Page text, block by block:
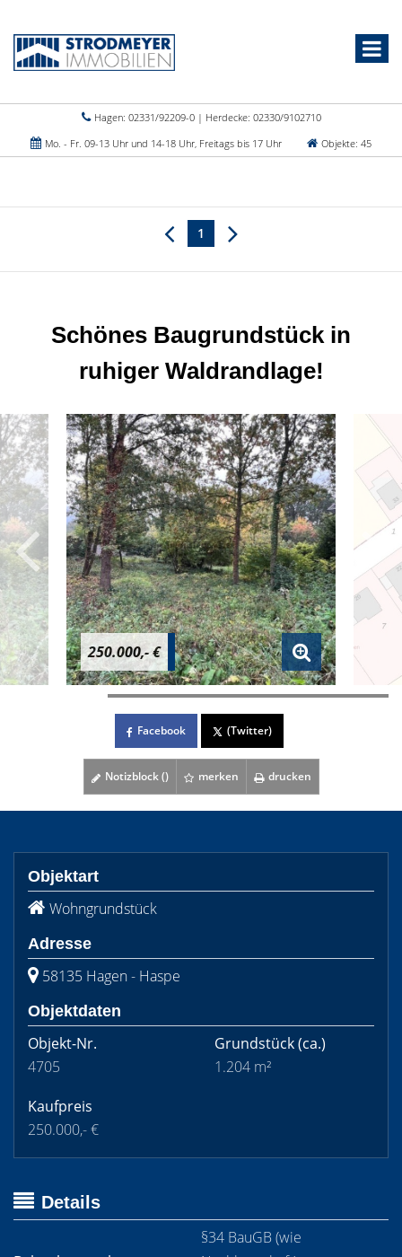
Hagen: 02331/92209-0 | Herdecke: 02330/9102710
Mo. - Fr. 09-13 Uhr und 14-18 Uhr, Freitags bis 17 Uhr
Objekte: 45
1
Schönes Baugrundstück in
ruhiger Waldrandlage!
250.000,- €
Facebook (Twitter)
Notizblock () merken drucken
Objektart
Wohngrundstück
Adresse
58135 Hagen - Haspe
Objektdaten
Objekt-Nr.
4705
Grundstück(ca.)
1.204 m²
Kaufpreis
250.000,- €
Details
§34 BauGB (wie